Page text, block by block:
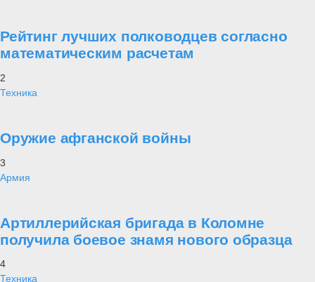
Рейтинг лучших полководцев согласно
математическим расчетам
2
Техника
Оружие афганской войны
3
Армия
Артиллерийская бригада в Коломне
получила боевое знамя нового образца
4
Техника